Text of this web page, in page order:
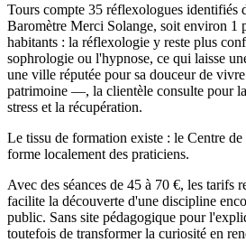
Tours compte 35 réflexologues identifiés
Baromètre Merci Solange, soit environ 1
habitants : la réflexologie y reste plus
sophrologie ou l'hypnose, ce qui laisse
une ville réputée pour sa douceur de
patrimoine —, la clientèle consulte pour
stress et la récupération.
Le tissu de formation existe : le Centre
forme localement des praticiens.
Avec des séances de 45 à 70 €, les tarifs
facilite la découverte d'une discipline
public. Sans site pédagogique pour
toutefois de transformer la curiosité en